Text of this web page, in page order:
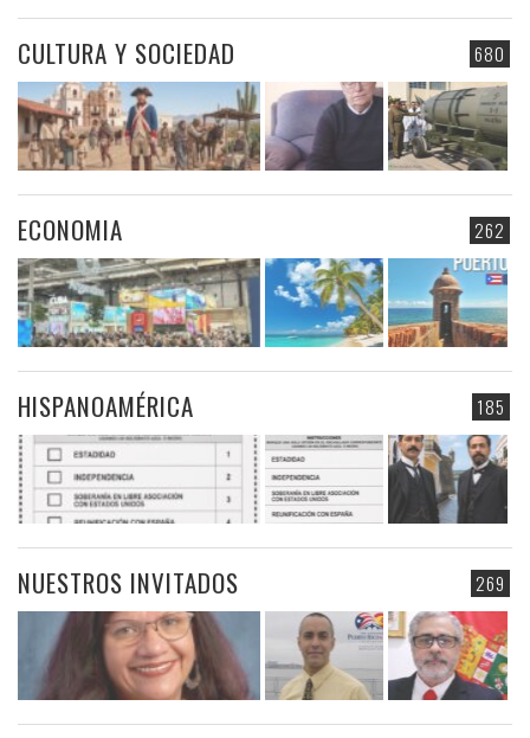
680
CULTURA Y SOCIEDAD
262
ECONOMIA
185
HISPANOAMÉRICA
269
NUESTROS INVITADOS